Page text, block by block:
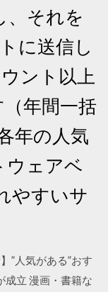
、それを
に送信し
ント以上
年間一括
年の人気
ウェアベ
やすいサ
”人気がある”おす
立 漫画・書籍な